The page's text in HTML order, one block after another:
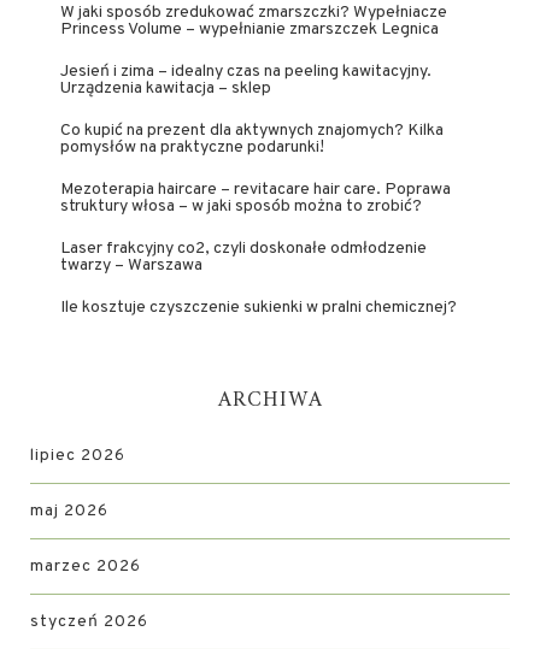
W jaki sposób zredukować zmarszczki? Wypełniacze
Princess Volume – wypełnianie zmarszczek Legnica
Jesień i zima – idealny czas na peeling kawitacyjny.
Urządzenia kawitacja – sklep
Co kupić na prezent dla aktywnych znajomych? Kilka
pomysłów na praktyczne podarunki!
Mezoterapia haircare – revitacare hair care. Poprawa
struktury włosa – w jaki sposób można to zrobić?
Laser frakcyjny co2, czyli doskonałe odmłodzenie
twarzy – Warszawa
Ile kosztuje czyszczenie sukienki w pralni chemicznej?
ARCHIWA
lipiec 2026
maj 2026
marzec 2026
styczeń 2026